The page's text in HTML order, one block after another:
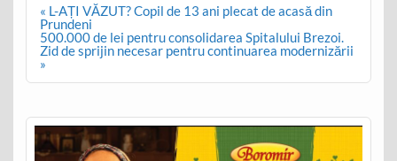
Post
navigation
« L-AȚI VĂZUT? Copil de 13 ani plecat de acasă din
Prundeni
500.000 de lei pentru consolidarea Spitalului Brezoi.
Zid de sprijin necesar pentru continuarea modernizării
»